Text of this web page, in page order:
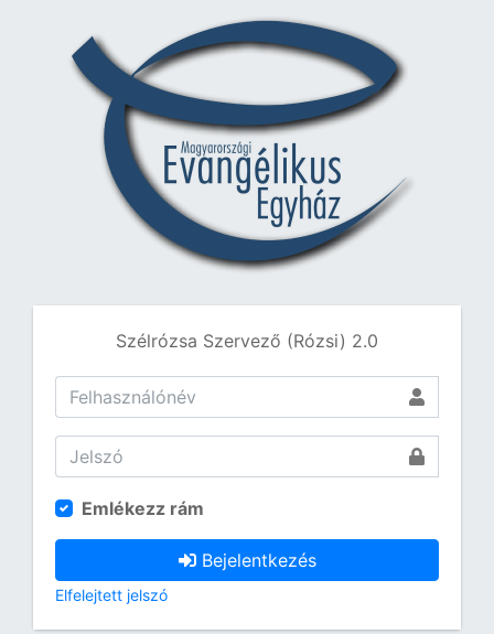
Szélrózsa Szervező (Rózsi) 2.0
Emlékezz rám
Bejelentkezés
Elfelejtett jelszó